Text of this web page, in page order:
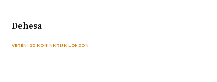
Dehesa
VERENIGD KONINKRIJK LONDON